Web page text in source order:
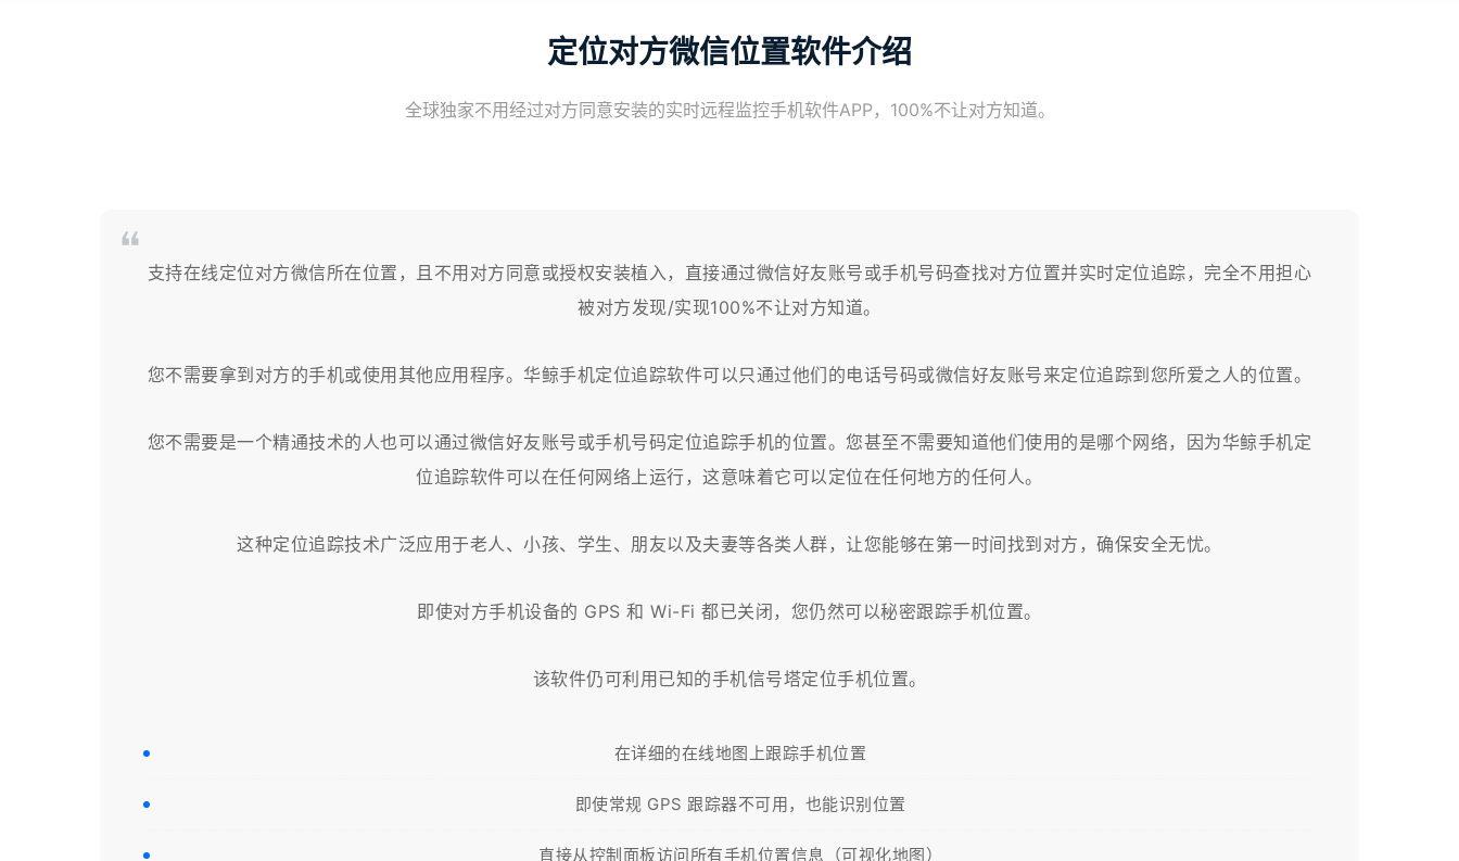
定位对方微信位置软件介绍
全球独家不用经过对方同意安装的实时远程监控手机软件APP，100%不让对方知道。
支持在线定位对方微信所在位置，且不用对方同意或授权安装植入，直接通过微信好友账号或手机号码查找对方位置并实时定位追踪，完全不用担心
被对方发现/实现100%不让对方知道。
您不需要拿到对方的手机或使用其他应用程序。华鲸手机定位追踪软件可以只通过他们的电话号码或微信好友账号来定位追踪到您所爱之人的位置。
您不需要是一个精通技术的人也可以通过微信好友账号或手机号码定位追踪手机的位置。您甚至不需要知道他们使用的是哪个网络，因为华鲸手机定
位追踪软件可以在任何网络上运行，这意味着它可以定位在任何地方的任何人。
这种定位追踪技术广泛应用于老人、小孩、学生、朋友以及夫妻等各类人群，让您能够在第一时间找到对方，确保安全无忧。
即使对方手机设备的 GPS 和 Wi-Fi 都已关闭，您仍然可以秘密跟踪手机位置。
该软件仍可利用已知的手机信号塔定位手机位置。
在详细的在线地图上跟踪手机位置
即使常规 GPS 跟踪器不可用，也能识别位置
直接从控制面板访问所有手机位置信息（可视化地图）